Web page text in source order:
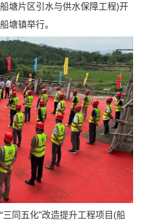
塘片区引水与供水保障工程)开
塘镇举行。
同五化”改造提升工程项目(船